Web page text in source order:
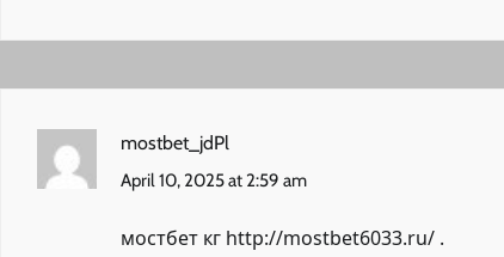
mostbet_jdPl
April 10, 2025 at 2:59 am
мостбет кг http://mostbet6033.ru/ .